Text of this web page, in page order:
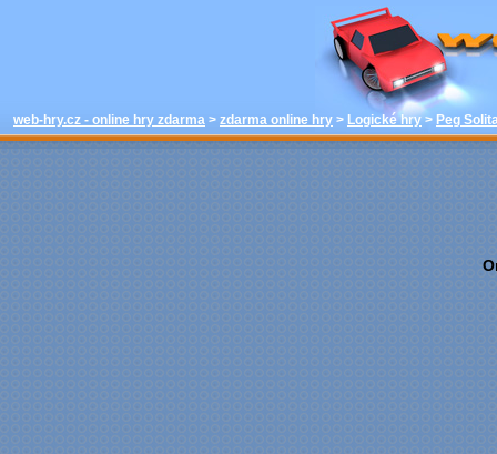
web-hry.cz - online hry zdarma > zdarma online hry > Logické hry> Peg
hrát - Peg
zdarma